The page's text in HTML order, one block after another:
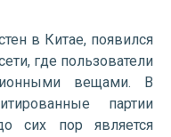
в Китае, появился
где пользователи
вещами. В
партии
сих пор является